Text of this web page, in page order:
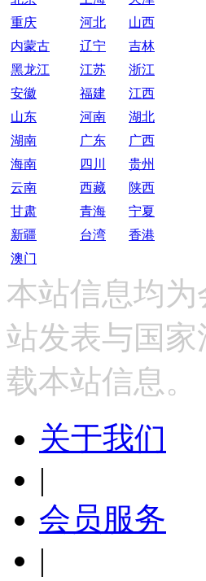
重庆
河北
山西
内蒙古
辽宁
吉林
黑龙江
江苏
浙江
安徽
福建
江西
山东
河南
湖北
湖南
广东
广西
海南
四川
贵州
云南
西藏
陕西
甘肃
青海
宁夏
新疆
台湾
香港
澳门
本站信息均
站发表与国
载本站信息。
关于我们
|
会员服务
|